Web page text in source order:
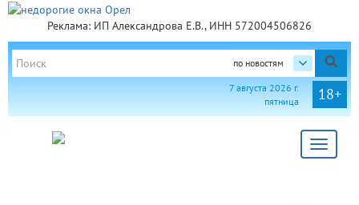
Реклама: ИП Александрова Е.В., ИНН 572004506826
по новостям
18+
7 августа 2026 г.
пятница
Toggle